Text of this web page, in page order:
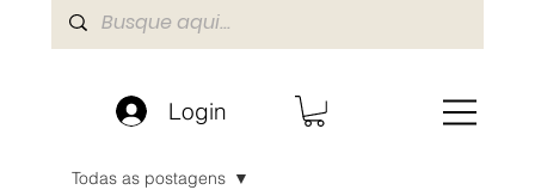
Login
Todas as postagens